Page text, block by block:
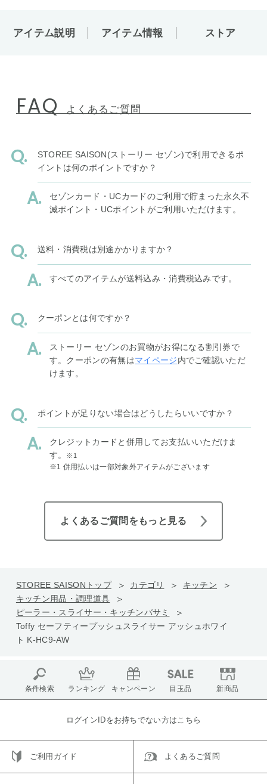
アイテム説明 アイテム情報 ストア
FAQ よくあるご質問
STOREE SAISON(ストーリー セゾン)で利用できるポ
イントは何のポイントですか？
セゾンカード・UCカードのご利用で貯まった永久不
滅ポイント・UCポイントがご利用いただけます。
送料・消費税は別途かかりますか？
すべてのアイテムが送料込み・消費税込みです。
クーポンとは何ですか？
ストーリー セゾンのお買物がお得になる割引券で
す。クーポンの有無はマイページ内でご確認いただ
けます。
ポイントが足りない場合はどうしたらいいですか？
クレジットカードと併用してお支払いいただけま
す。
※1
※1 併用払いは一部対象外アイテムがございます
よくあるご質問をもっと見る
STOREE SAISONトップ カテゴリ
キッチン
キッチン用品・調理道具
ピーラー・スライサー・キッチンバサミ
Toffy セーフティープッシュスライサー アッシュホワイ
ト K-HC9-AW
条件検索 ランキング キャンペーン 目玉品 新商品
ログインIDをお持ちでない方はこちら
ご利用ガイド よくあるご質問